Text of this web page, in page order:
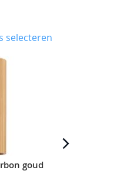
selecteren
goud